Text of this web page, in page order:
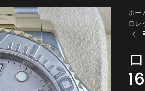
ホー
ロレ